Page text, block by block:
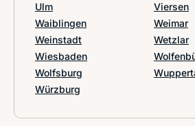
Ulm
Viersen
Waiblingen
Weimar
Weinstadt
Wetzlar
Wiesbaden
Wolfsburg
Würzburg